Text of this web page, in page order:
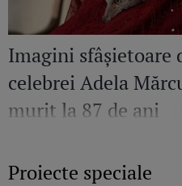
Imagini sfâșietoare
celebrei Adela
murit la 87 de ani
Proiecte speciale